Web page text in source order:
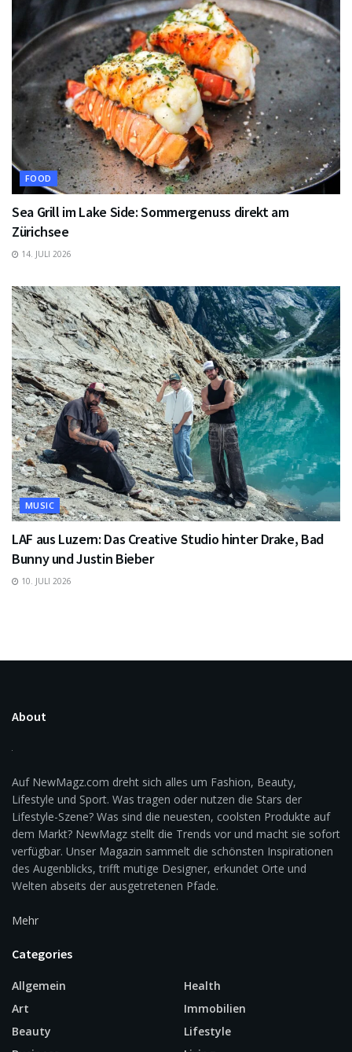
FOOD
Sea Grill im Lake Side: Sommergenuss direkt am
Zürichsee
14. JULI 2026
MUSIC
LAF aus Luzern: Das Creative Studio hinter Drake, Bad
Bunny und Justin Bieber
10. JULI 2026
About
Auf NewMagz.com dreht sich alles um Fashion, Beauty,
Lifestyle und Sport. Was tragen oder nutzen die Stars der
Lifestyle-Szene? Was sind die neuesten, coolsten Produkte auf
dem Markt? NewMagz stellt die Trends vor und macht sie sofort
verfügbar. Unser Magazin sammelt die schönsten Inspirationen
des Augenblicks, trifft mutige Designer, erkundet Orte und
Welten abseits der ausgetretenen Pfade.
Mehr
Categories
Allgemein
Art
Beauty
Health
Immobilien
Lifestyle